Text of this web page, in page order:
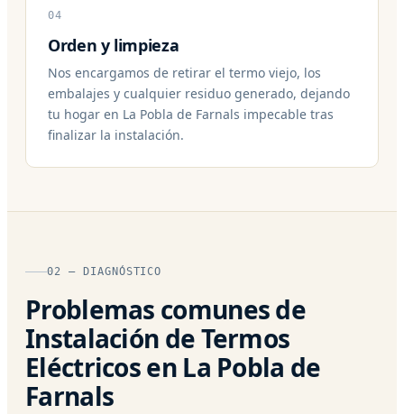
04
Orden y limpieza
Nos encargamos de retirar el termo viejo, los
embalajes y cualquier residuo generado, dejando
tu hogar en La Pobla de Farnals impecable tras
finalizar la instalación.
02 — DIAGNÓSTICO
Problemas comunes de
Instalación de Termos
Eléctricos en La Pobla de
Farnals